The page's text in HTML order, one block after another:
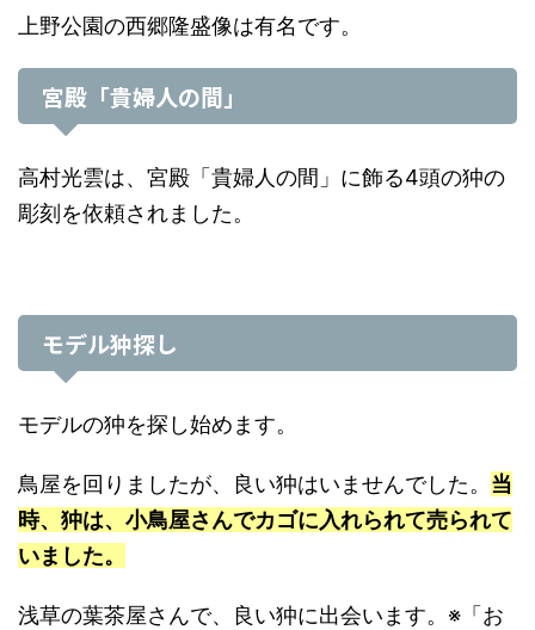
上野公園の西郷隆盛像は有名です。
宮殿「貴婦人の間」
高村光雲は、宮殿「貴婦人の間」に飾る4頭の狆の
彫刻を依頼されました。
モデル狆探し
モデルの狆を探し始めます。
鳥屋を回りましたが、良い狆はいませんでした。 当
時、狆は、小鳥屋さんでカゴに入れられて売られて
いました。
浅草の葉茶屋さんで、良い狆に出会います。※「お